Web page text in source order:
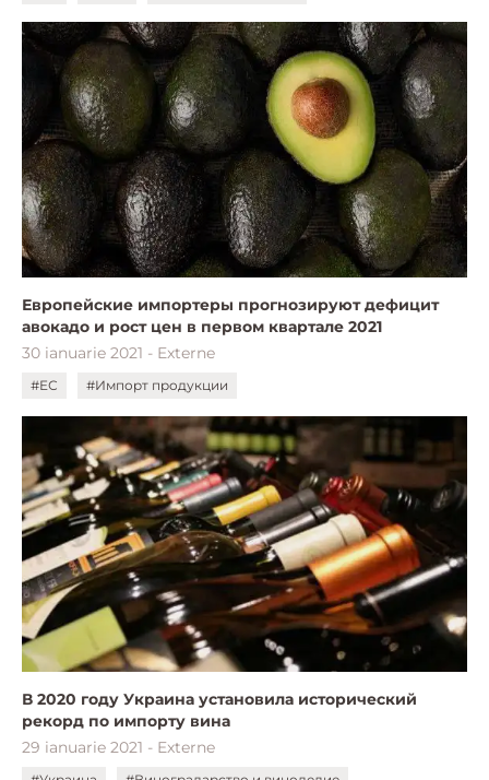
Европейские импортеры прогнозируют дефицит
авокадо и рост цен в первом квартале 2021
30 ianuarie 2021 - Externe
#ЕС #Импорт продукции
В 2020 году Украина установила исторический
рекорд по импорту вина
29 ianuarie 2021 - Externe